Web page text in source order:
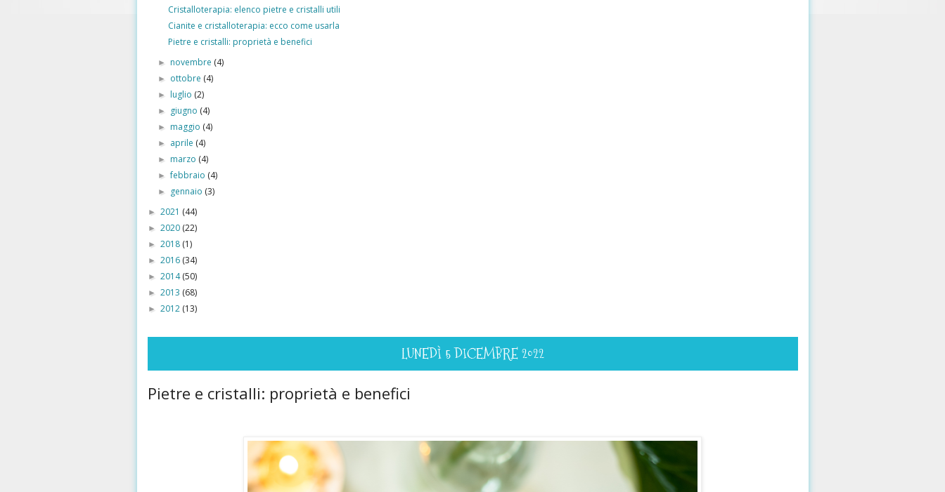
Cristalloterapia: elenco pietre e cristalli utili
Cianite e cristalloterapia: ecco come usarla
Pietre e cristalli: proprietà e benefici
► novembre (4)
► ottobre (4)
► luglio (2)
► giugno (4)
► maggio (4)
► aprile (4)
► marzo (4)
►febbraio (4)
► gennaio (3)
► 2021 (44)
► 2020 (22)
► 2018 (1)
► 2016 (34)
► 2014(50)
► 2013 (68)
► 2012 (13)
LUNEDÌ 5 DICEMBRE 2022
Pietre e cristalli: proprietà e benefici